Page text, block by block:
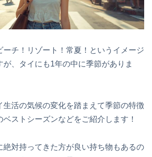
ーチ！リゾート！常夏！というイメージ
が、タイにも1年の中に季節がありま
生活の気候の変化を踏まえて季節の特徴
ストシーズンなどをご紹介します！
絶対持ってきた方が良い持ち物もあるの